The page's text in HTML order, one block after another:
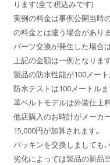
ります(全て税込みです)
実例の料金は事例公開当時
の料金とは違う場合がありま
パーツ交換が発生した場合
上記の金額は一例となりま
製品の防水性能が100メー
防水テストは100メートル
革ベルトモデルは外装仕上
他店購入のお時計がメーカ
15,000円が加算されます｡
パッキンを交換しましても
劣化によっては製品の新品